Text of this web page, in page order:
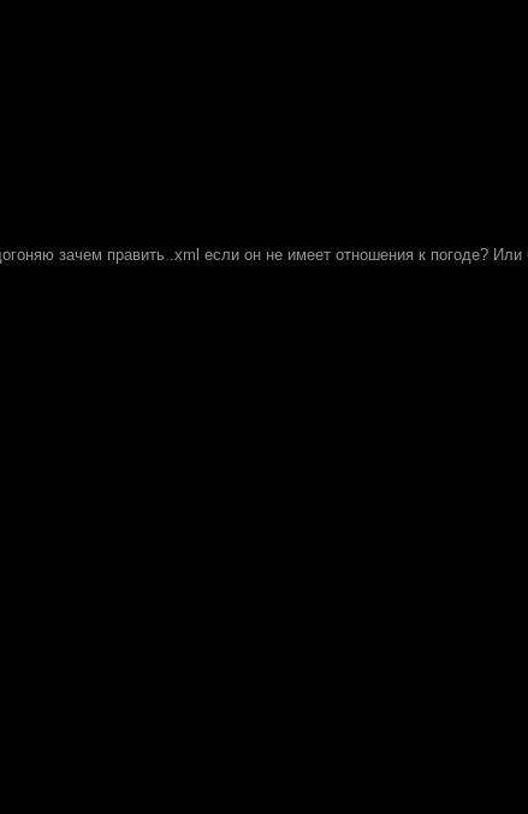
зачем править .xml если он не имеет отношения к погоде? Или